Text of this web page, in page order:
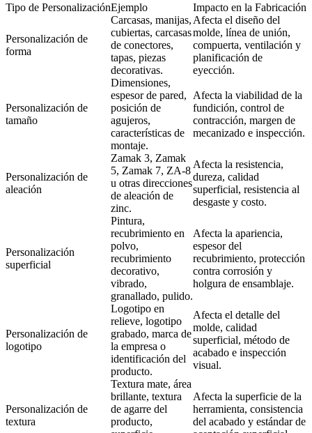
Tipo de PersonalizaciónEjemplo Impacto en la Fabricación
Personalización de
forma
Carcasas, manijas,
cubiertas, carcasas
de conectores,
tapas, piezas
decorativas.
Afecta el diseño del
molde, línea de unión,
compuerta, ventilación y
planificación de
eyección.
Personalización de
tamaño
Dimensiones,
espesor de pared,
posición de
agujeros,
características de
montaje.
Afecta la viabilidad de la
fundición, control de
contracción, margen de
mecanizado e inspección.
Personalización de
aleación
Zamak 3, Zamak
5, Zamak 7, ZA-8
u otras direcciones
de aleación de
zinc.
Afecta la resistencia,
dureza, calidad
superficial, resistencia al
desgaste y costo.
Personalización
superficial
Pintura,
recubrimiento en
polvo,
recubrimiento
decorativo,
vibrado,
granallado, pulido.
Afecta la apariencia,
espesor del
recubrimiento, protección
contra corrosión y
holgura de ensamblaje.
Personalización de
logotipo
Logotipo en
relieve, logotipo
grabado, marca de
la empresa o
identificación del
producto.
Afecta el detalle del
molde, calidad
superficial, método de
acabado e inspección
visual.
Personalización de
textura
Textura mate, área
brillante, textura
de agarre del
producto,
Afecta la superficie de la
herramienta, consistencia
del acabado y estándar de